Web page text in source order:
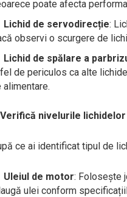
poate afecta
Lichid de servodirecție:
observi o scurgere de
Lichid de spălare a
de periculos ca alte
alimentare.
Verifică nivelurile lichidelor
ce ai identificat tipul de
Uleiul de motor: Folosește
ulei conform